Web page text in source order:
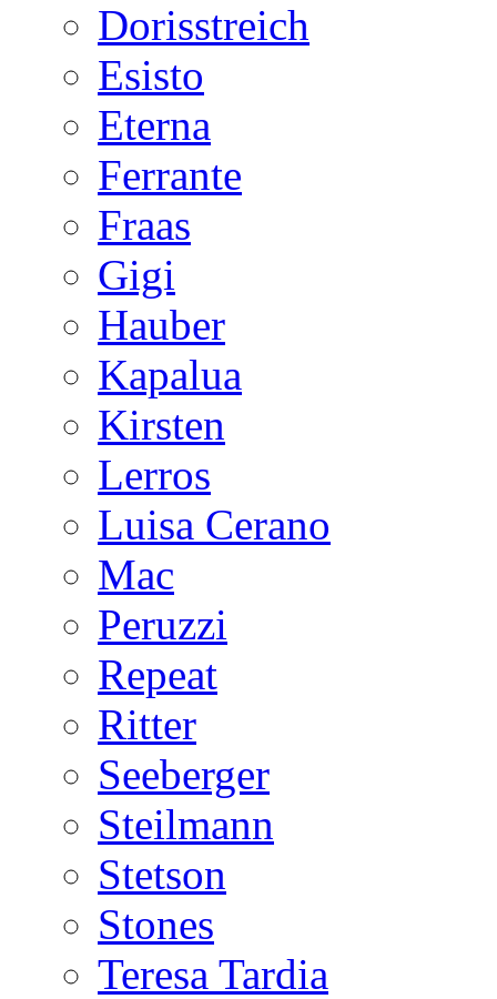
Dorisstreich
Esisto
Eterna
Ferrante
Fraas
Gigi
Hauber
Kapalua
Kirsten
Lerros
Luisa Cerano
Mac
Peruzzi
Repeat
Ritter
Seeberger
Steilmann
Stetson
Stones
Teresa Tardia